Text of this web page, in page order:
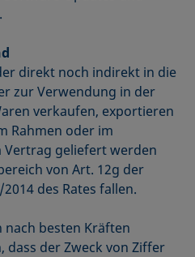
direkt noch indirekt in die
zur Verwendung in der
verkaufen, exportieren
Rahmen oder im
geliefert werden
von Art. 12g der
des Rates fallen.
nach besten Kräften
dass der Zweck von Ziffer